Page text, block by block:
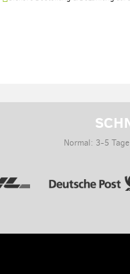
Normal: 3-5 Tage